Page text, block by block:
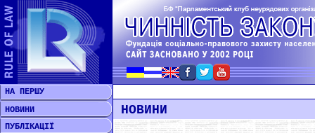
НА ПЕРШУ
НОВИНИ
ПУБЛІКАЦІЇ
НОВИНИ